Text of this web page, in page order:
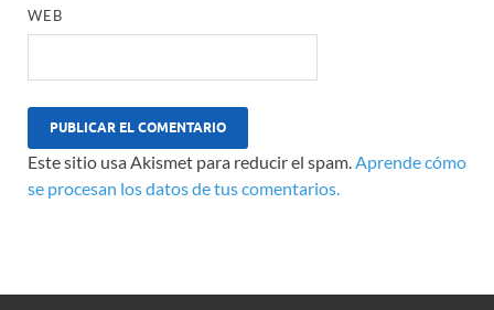
WEB
Este sitio usa Akismet para reducir el spam.Aprende cómo
se procesan los datos de tus comentarios.